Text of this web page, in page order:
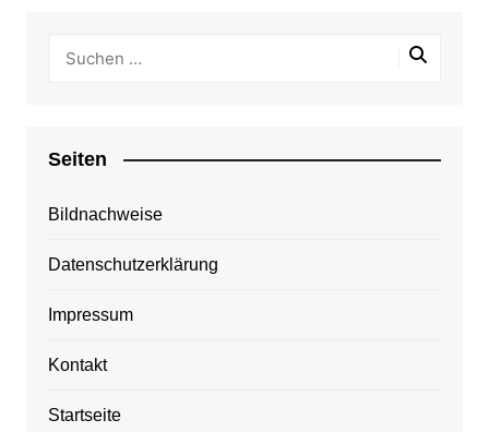
Seiten
Bildnachweise
Datenschutzerklärung
Impressum
Kontakt
Startseite